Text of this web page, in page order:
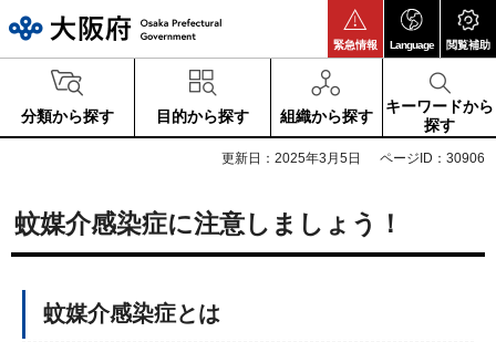
緊急情報 Language 閲覧補助
分類から探す 目的から探す 組織から探す
キーワードから
探す
更新日：2025年3月5日 ページID：30906
蚊媒介感染症に注意しましょう！
蚊媒介感染症とは